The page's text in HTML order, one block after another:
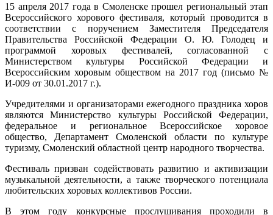
15 апреля 2017 года в Смоленске прошел региональный этап
Всероссийского хорового фестиваля, который проводится в
соответствии с поручением Заместителя Председателя
Правительства Российской Федерации О. Ю. Голодец и
программой хоровых фестивалей, согласованной с
Министерством культуры Российской Федерации и
Всероссийским хоровым обществом на 2017 год (письмо №
И-009 от 30.01.2017 г.).
Учредителями и организаторами ежегодного праздника хоров
являются Министерство культуры Российской Федерации,
федеральное и региональное Всероссийское хоровое
общество, Департамент Смоленской области по культуре
туризму, Смоленский областной центр народного творчества.
Фестиваль призван содействовать развитию и активизации
музыкальной деятельности, а также творческого потенциала
любительских хоровых коллективов России.
В этом году конкурсные прослушивания проходили в